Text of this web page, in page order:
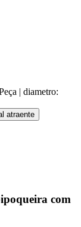
| diametro:
atraente
com